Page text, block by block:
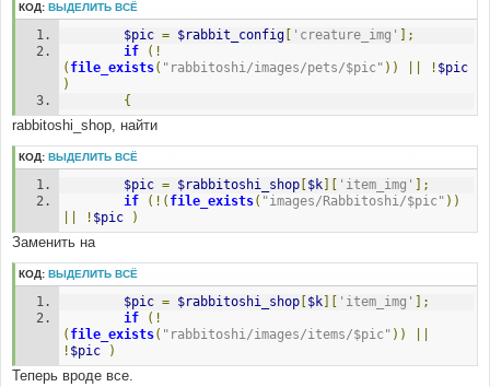
КОД: ВЫДЕЛИТЬ ВСЁ
$pic = $rabbit_config 'creature_img'
];
if
(!
( file_exists( "rabbitoshi/images/pets/$pic" )) ! $pic
)
{
rabbitoshi_shop, найти
КОД: ВЫДЕЛИТЬ ВСЁ
$pic = $rabbitoshi_shop $k 'item_img'
];
if
(!( file_exists( "images/Rabbitoshi/$pic" ))
! $pic )
Заменить на
КОД: ВЫДЕЛИТЬ ВСЁ
$pic = $rabbitoshi_shop $k 'item_img'
];
if
(!
( file_exists( "rabbitoshi/images/items/$pic" ))
! $pic )
Теперь вроде все.